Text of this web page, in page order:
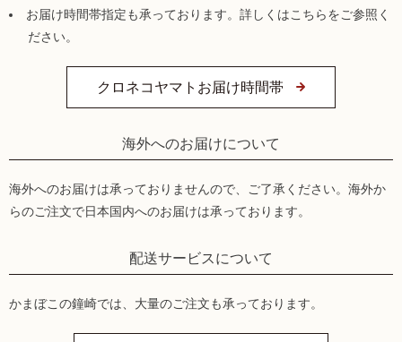
お届け時間帯指定も承っております。詳しくはこちらをご参照く
ださい。
クロネコヤマトお届け時間帯
海外へのお届けについて
海外へのお届けは承っておりませんので、ご了承ください。海外か
らのご注文で日本国内へのお届けは承っております。
配送サービスについて
かまぼこの鐘崎では、大量のご注文も承っております。